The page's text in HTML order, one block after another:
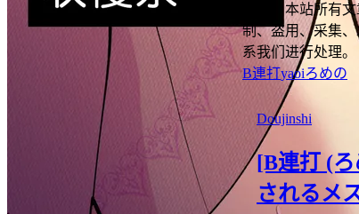
本站所有
制、盗用、采集
系我们进行处理。
B連打yaoiろめの
Doujinshi
[B連打 (
されるメ